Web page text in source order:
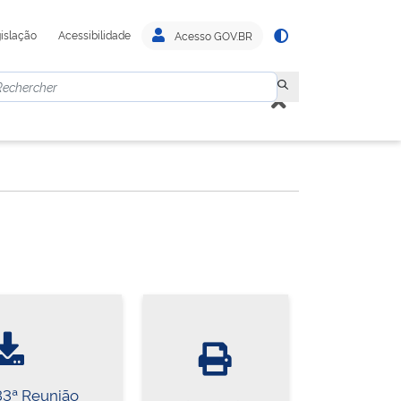
Acessibilidade Acesso GOV.BR
Reunião